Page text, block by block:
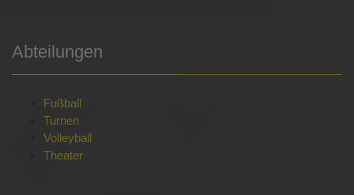
Abteilungen
Fußball
Turnen
Volleyball
Theater